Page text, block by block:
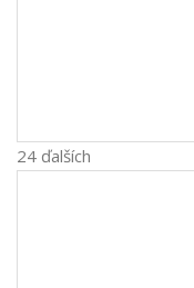
24 ďalších